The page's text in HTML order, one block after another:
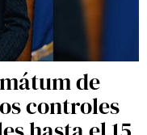
de
controles